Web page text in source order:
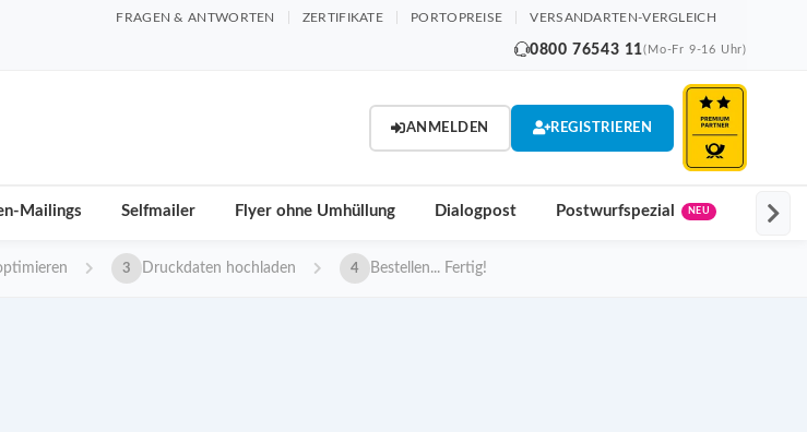
FRAGEN & ANTWORTEN ZERTIFIKATE PORTOPREISE VERSANDARTEN-VERGLEICH
0800 76543 11(Mo-Fr 9-16 Uhr)
ANMELDEN REGISTRIEREN
Mailings Selfmailer Flyer ohne Umhüllung Dialogpost Postwurfspezial NEU
3 Druckdaten hochladen 4 Bestellen... Fertig!